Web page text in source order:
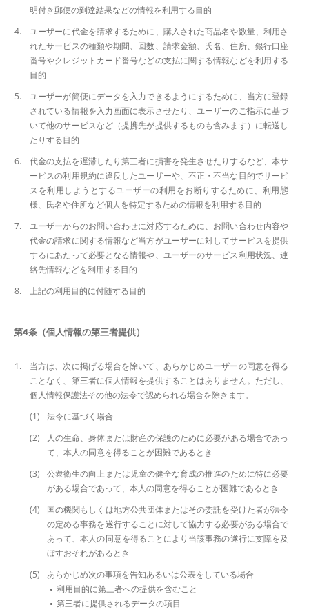
明付き郵便の到達結果などの情報を利用する目的
ユーザーに代金を請求するために、購入された商品名や数量、利用さ
れたサービスの種類や期間、回数、請求金額、氏名、住所、銀行口座
番号やクレジットカード番号などの支払に関する情報などを利用する
目的
ユーザーが簡便にデータを入力できるようにするために、当方に登録
されている情報を入力画面に表示させたり、ユーザーのご指示に基づ
いて他のサービスなど（提携先が提供するものも含みます）に転送し
たりする目的
代金の支払を遅滞したり第三者に損害を発生させたりするなど、本サ
ービスの利用規約に違反したユーザーや、不正・不当な目的でサービ
スを利用しようとするユーザーの利用をお断りするために、利用態
様、氏名や住所など個人を特定するための情報を利用する目的
ユーザーからのお問い合わせに対応するために、お問い合わせ内容や
代金の請求に関する情報など当方がユーザーに対してサービスを提供
するにあたって必要となる情報や、ユーザーのサービス利用状況、連
絡先情報などを利用する目的
上記の利用目的に付随する目的
第4条（個人情報の第三者提供）
当方は、次に掲げる場合を除いて、あらかじめユーザーの同意を得る
ことなく、第三者に個人情報を提供することはありません。ただし、
個人情報保護法その他の法令で認められる場合を除きます。
法令に基づく場合
人の生命、身体または財産の保護のために必要がある場合であっ
て、本人の同意を得ることが困難であるとき
公衆衛生の向上または児童の健全な育成の推進のために特に必要
がある場合であって、本人の同意を得ることが困難であるとき
国の機関もしくは地方公共団体またはその委託を受けた者が法令
の定める事務を遂行することに対して協力する必要がある場合で
あって、本人の同意を得ることにより当該事務の遂行に支障を及
ぼすおそれがあるとき
あらかじめ次の事項を告知あるいは公表をしている場合
利用目的に第三者への提供を含むこと
第三者に提供されるデータの項目